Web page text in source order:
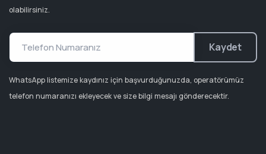
olabilirsiniz.
Kaydet
WhatsApp listemize kaydınız için başvurduğunuzda, operatörümüz
telefon numaranızı ekleyecek ve size bilgi mesajı gönderecektir.